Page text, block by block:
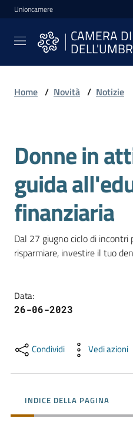
Vai al contenuto
Vai alla navigazione
Vai al footer
Unioncamere
CAMERA
CAMERA
Avviare
l'Impresa
Gestire
l'Impresa
Promuovere
l'Impresa
il
territorio
Tutelare
l'Impresa
Home / Novità / Notizie
Salta al contenuto
Donne in
guida
finanziaria
Dal 27 giugno ciclo di incontri
risparmiare, investire il tuo
Data:
26-06-2023
Condividi Vedi azioni
INDICE DELLA PAGINA